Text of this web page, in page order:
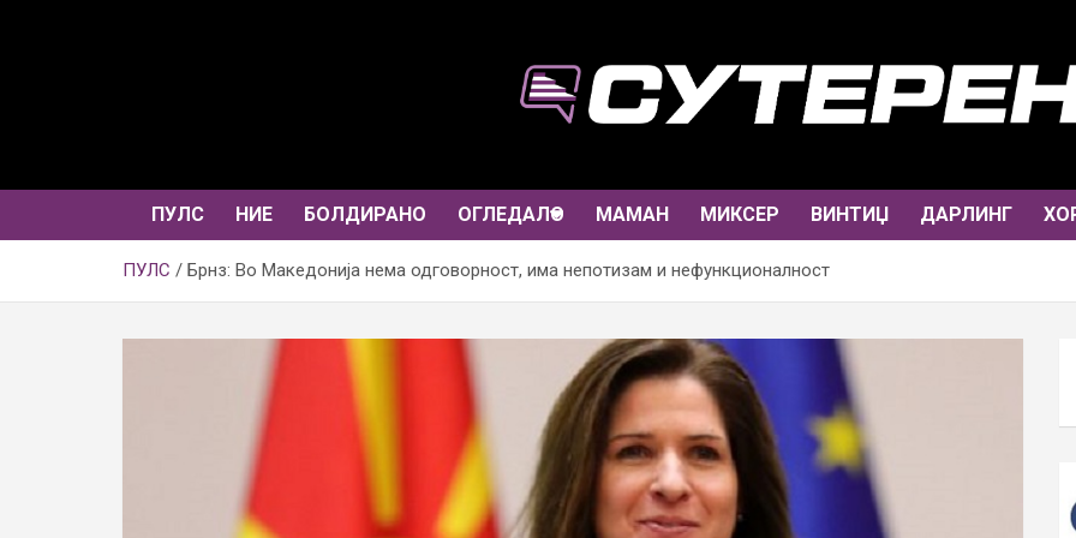
ПУЛС НИЕ БОЛДИРАНО ОГЛЕДАЛО МАМАН МИКСЕР ВИНТИЏ ДАРЛИНГ
ПУЛС Брнз: Во Македонија нема одговорност, има непотизам и нефункционалност